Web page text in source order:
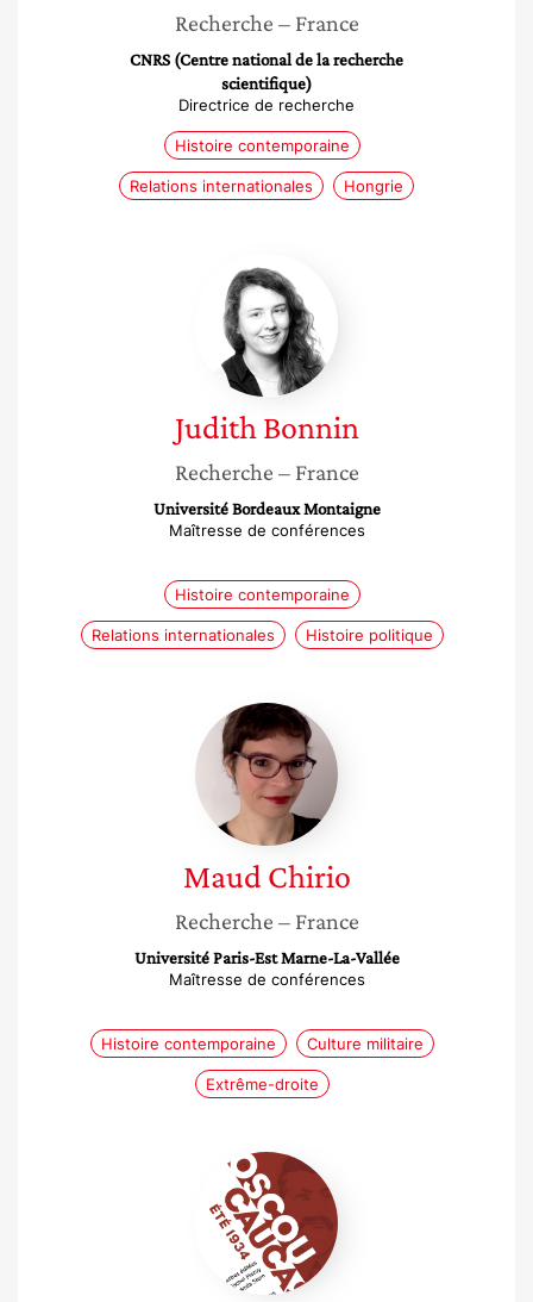
Recherche – France
CNRS (Centre national de la recherche
scientifique)
Directrice de recherche
Histoire contemporaine
Relations internationales Hongrie
Judith
Bonnin
Judith Bonnin
Recherche – France
Université Bordeaux Montaigne
Maîtresse de conférences
Histoire contemporaine
Relations internationales Histoire politique
Maud
Chirio
Maud Chirio
Recherche – France
Université Paris-Est Marne-La-Vallée
Maîtresse de conférences
Histoire contemporaine Culture militaire
Extrême-droite
Rachel
Mazuy